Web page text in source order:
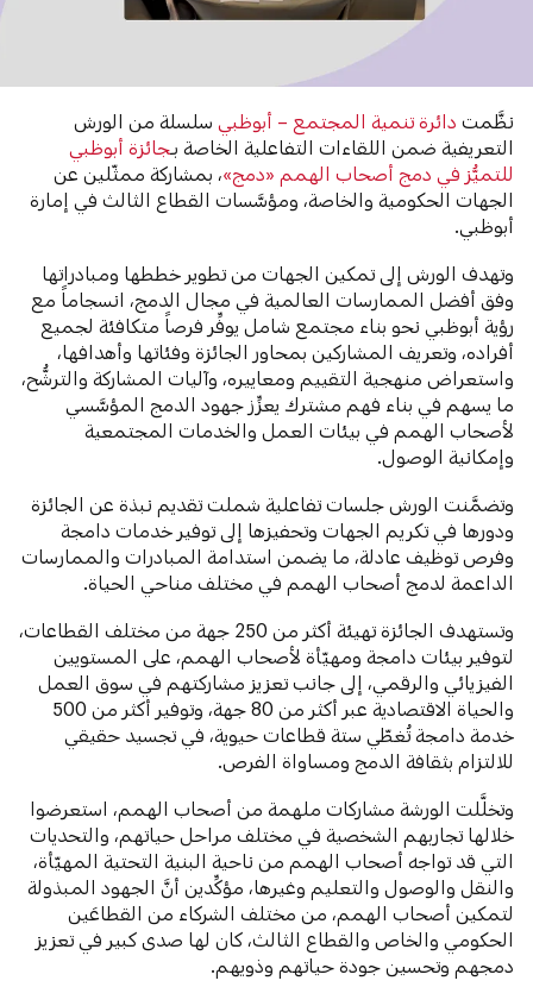
نظَّمتدائرة تنمية المجتمع – أبوظبي سلسلة من الورش
التعريفية ضمن اللقاءات التفاعلية الخاصة بـجائزة أبوظبي
للتميُّز في دمج أصحاب الهمم «دمج»، بمشاركة ممثّلين عن
الجهات الحكومية والخاصة، ومؤسَّسات القطاع الثالث في إمارة
أبوظبي.
وتهدف الورش إلى تمكين الجهات من تطوير خططها ومبادراتها
وفق أفضل الممارسات العالمية في مجال الدمج، انسجاماً مع
رؤية أبوظبي نحو بناء مجتمع شامل يوفِّر فرصاً متكافئة لجميع
أفراده، وتعريف المشاركين بمحاور الجائزة وفئاتها وأهدافها،
واستعراض منهجية التقييم ومعاييره، وآليات المشاركة والترشُّح،
ما يسهم في بناء فهم مشترك يعزِّز جهود الدمج المؤسَّسي
لأصحاب الهمم في بيئات العمل والخدمات المجتمعية
وإمكانية الوصول.
وتضمَّنت الورش جلسات تفاعلية شملت تقديم نبذة عن الجائزة
ودورها في تكريم الجهات وتحفيزها إلى توفير خدمات دامجة
وفرص توظيف عادلة، ما يضمن استدامة المبادرات والممارسات
الداعمة لدمج أصحاب الهمم في مختلف مناحي الحياة.
وتستهدف الجائزة تهيئة أكثر من 250 جهة من مختلف القطاعات،
لتوفير بيئات دامجة ومهيّأة لأصحاب الهمم، على المستويين
الفيزيائي والرقمي، إلى جانب تعزيز مشاركتهم في سوق العمل
والحياة الاقتصادية عبر أكثر من 80 جهة، وتوفير أكثر من 500
خدمة دامجة تُغطّي ستة قطاعات حيوية، في تجسيد حقيقي
للالتزام بثقافة الدمج ومساواة الفرص.
وتخلَّلت الورشة مشاركات ملهمة من أصحاب الهمم، استعرضوا
خلالها تجاربهم الشخصية في مختلف مراحل حياتهم، والتحديات
التي قد تواجه أصحاب الهمم من ناحية البنية التحتية المهيّأة،
والنقل والوصول والتعليم وغيرها، مؤكِّدين أنَّ الجهود المبذولة
لتمكين أصحاب الهمم، من مختلف الشركاء من القطاعَين
الحكومي والخاص والقطاع الثالث، كان لها صدى كبير في تعزيز
دمجهم وتحسين جودة حياتهم وذويهم.